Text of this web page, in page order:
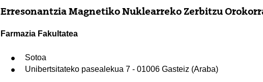
Erresonantzia Magnetiko Nuklearreko Zerbitzu
Farmazia Fakultatea
Sotoa
Unibertsitateko pasealekua 7 - 01006 Gasteiz (Araba)